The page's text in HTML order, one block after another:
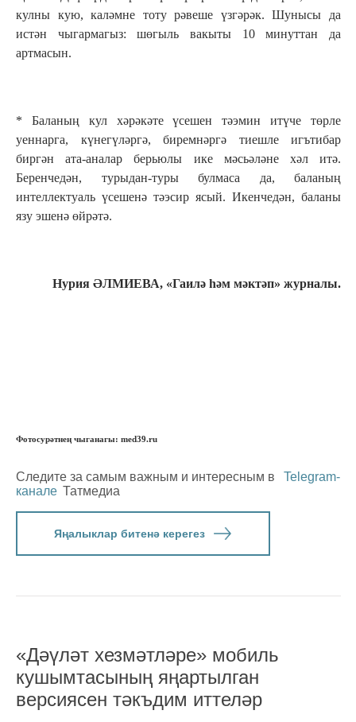
кулны кую, каләмне тоту рәвеше үзгәрәк. Шунысы да
истән чыгармагыз: шөгыль вакыты 10 минуттан да
артмасын.
* Баланың кул хәрәкәте үсешен тәэмин итүче төрле
уеннарга, күнегүләргә, биремнәргә тиешле игътибар
биргән ата-аналар берьюлы ике мәсьәләне хәл итә.
Беренчедән, турыдан-туры булмаса да, баланың
интеллектуаль үсешенә тәэсир ясый. Икенчедән, баланы
язу эшенә өйрәтә.
Нурия ӘЛМИЕВА, «Гаилә һәм мәктәп» журналы.
Фотосурәтнең чыганагы: med39.ru
Следите за самым важным и интересным в
Telegram-
канале Татмедиа
Яңалыклар битенә керегез
«Дәүләт хезмәтләре» мобиль
кушымтасының яңартылган
версиясен тәкъдим иттеләр